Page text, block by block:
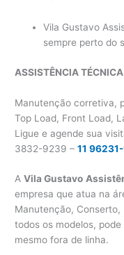
Vila Gustavo
sempre perto do
ASSISTÊNCIA
Manutenção corretiva,
Top Load, Front Load,
Ligue e agende sua
3832-9239 –11
AVila Gustavo
empresa que atua na
Manutenção, Conserto,
todos os modelos,
mesmo fora de linha.